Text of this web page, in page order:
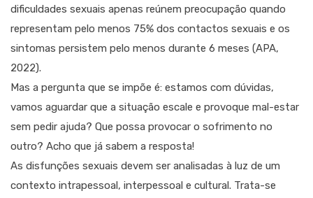
dificuldades sexuais apenas reúnem preocupação quando
representam pelo menos 75% dos contactos sexuais e os
sintomas persistem pelo menos durante 6 meses (APA,
2022).
Mas a pergunta que se impõe é: estamos com dúvidas,
vamos aguardar que a situação escale e provoque mal-estar
sem pedir ajuda? Que possa provocar o sofrimento no
outro? Acho que já sabem a resposta!
As disfunções sexuais devem ser analisadas à luz de um
contexto intrapessoal, interpessoal e cultural. Trata-se